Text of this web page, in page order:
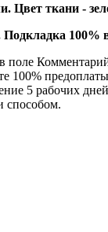
Цвет ткани -
100%
100%
5 рабочих
способом.